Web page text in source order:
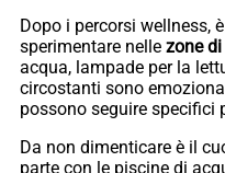
Dopo i percorsi wellness,
sperimentare nelle zone
acqua, lampade per la
circostanti sono
possono seguire specifici
Da non dimenticare è il
parte con le piscine di